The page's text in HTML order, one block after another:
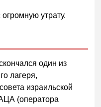
утрату.
один из
лагеря,
израильской
(оператора